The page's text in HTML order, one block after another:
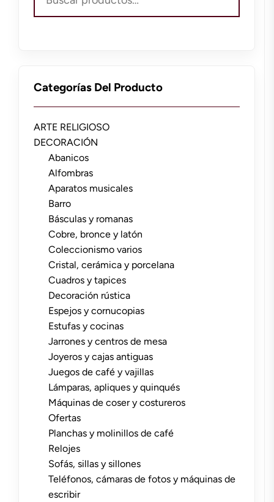
por:
Categorías Del Producto
ARTE RELIGIOSO
DECORACIÓN
Abanicos
Alfombras
Aparatos musicales
Barro
Básculas y romanas
Cobre, bronce y latón
Coleccionismo varios
Cristal, cerámica y porcelana
Cuadros y tapices
Decoración rústica
Espejos y cornucopias
Estufas y cocinas
Jarrones y centros de mesa
Joyeros y cajas antiguas
Juegos de café y vajillas
Lámparas, apliques y quinqués
Máquinas de coser y costureros
Ofertas
Planchas y molinillos de café
Relojes
Sofás, sillas y sillones
Teléfonos, cámaras de fotos y máquinas de
escribir